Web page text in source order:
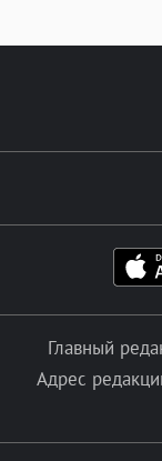
Главный
Адрес